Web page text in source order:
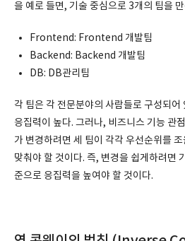
을 예로 들면, 기술 중심으로 3개의 팀을
Frontend: Frontend 개발팀
Backend: Backend 개발팀
DB: DB관리팀
각 팀은 각 전문분야의 사람들로 구성되어
응집력이 높다. 그러나, 비즈니스 기능 관
가 변경하려면 세 팀이 각각 우선순위를
맞춰야 할 것이다. 즉, 변경을 쉽게하려면
준으로 응집력을 높여야 할 것이다.